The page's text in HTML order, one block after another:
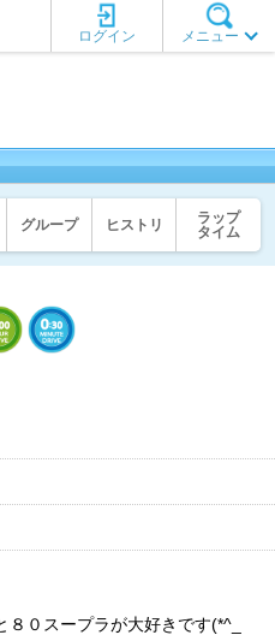
メニュー
ログイン
グループ ヒストリ
ラップ
タイム
０スープラが大好きです(*^_